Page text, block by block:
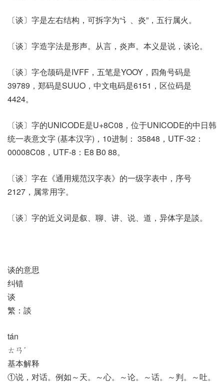
〔谈〕字是左右结构，可拆字为“讠、炎”，五行属火。
〔谈〕字造字法是形声。从言，炎声。本义是说，谈论。
〔谈〕字仓颉码是IVFF，五笔是YOOY，四角号码是
39789，郑码是SUUO，中文电码是6151，区位码是
4424。
〔谈〕字的UNICODE是U+8C08，位于UNICODE的中日韩
统一表意文字 (基本汉字)，10进制： 35848，UTF-32：
00008C08，UTF-8：E8 B0 88。
〔谈〕字在《通用规范汉字表》的一级字表中，序号
2127，属常用字。
〔谈〕字的近义词是叙、聊、讲、说、道，异体字是談。
谈的意思
纠错
谈
繁：談
tán
ㄊㄢˊ
基本解释
①说，对话。例如～天。～心。～论。～话。～判。～吐。